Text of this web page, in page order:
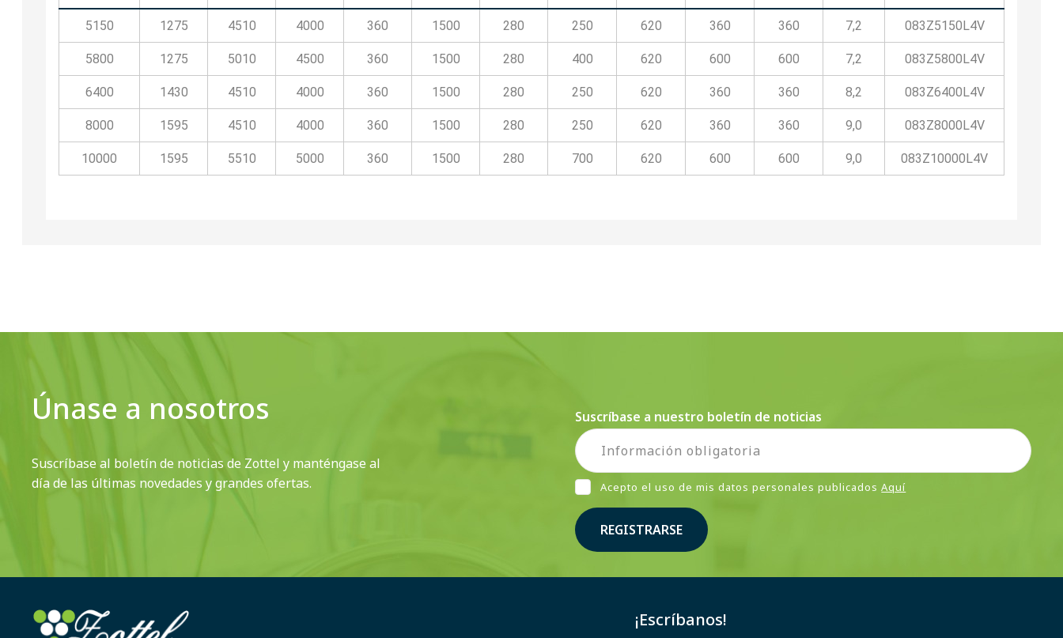
5150 1275 4510 4000 360 1500 280 250 620 360 360 7,2 083Z5150L4V
5800 1275 5010 4500 360 1500 280 400 620 600 600 7,2 083Z5800L4V
6400 1430 4510 4000 360 1500 280 250 620 360 360 8,2 083Z6400L4V
8000 1595 4510 4000 360 1500 280 250 620 360 360 9,0 083Z8000L4V
10000 1595 5510 5000 360 1500 280 700 620 600 600 9,0 083Z10000L4V
Únase a nosotros
Suscríbase al boletín de noticias de Zottel y manténgase al
día de las últimas novedades y grandes ofertas.
Suscríbase a nuestro boletín de noticias
Acepto el uso de mis datos personales publicadosAquí
REGISTRARSE
¡Escríbanos!